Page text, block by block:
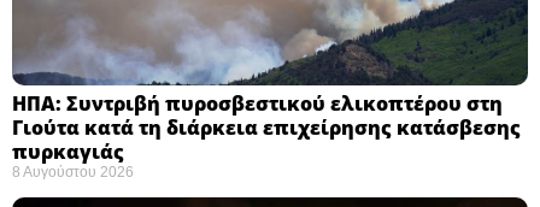
ΗΠΑ: Συντριβή πυροσβεστικού ελικοπτέρου στη
Γιούτα κατά τη διάρκεια επιχείρησης κατάσβεσης
πυρκαγιάς ​
8 Αυγούστου 2026